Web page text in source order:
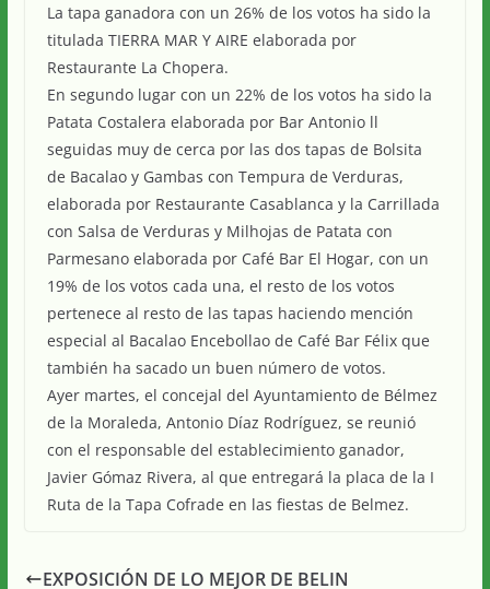
La tapa ganadora con un 26% de los votos ha sido la
titulada TIERRA MAR Y AIRE elaborada por
Restaurante La Chopera.
En segundo lugar con un 22% de los votos ha sido la
Patata Costalera elaborada por Bar Antonio ll
seguidas muy de cerca por las dos tapas de Bolsita
de Bacalao y Gambas con Tempura de Verduras,
elaborada por Restaurante Casablanca y la Carrillada
con Salsa de Verduras y Milhojas de Patata con
Parmesano elaborada por Café Bar El Hogar, con un
19% de los votos cada una, el resto de los votos
pertenece al resto de las tapas haciendo mención
especial al Bacalao Encebollao de Café Bar Félix que
también ha sacado un buen número de votos.
Ayer martes, el concejal del Ayuntamiento de Bélmez
de la Moraleda, Antonio Díaz Rodríguez, se reunió
con el responsable del establecimiento ganador,
Javier Gómaz Rivera, al que entregará la placa de la I
Ruta de la Tapa Cofrade en las fiestas de Belmez.
EXPOSICIÓN DE LO MEJOR DE BELIN